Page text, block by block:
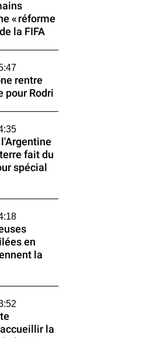
« réforme
la FIFA
rentre
pour Rodri
fait du
spécial
en
la
la